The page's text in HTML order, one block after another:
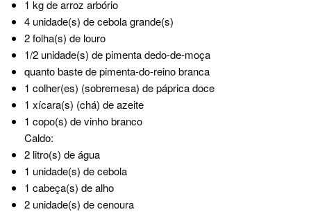
1 kg de arroz arbório
4 unidade(s) de cebola grande(s)
2 folha(s) de louro
1/2 unidade(s) de pimenta dedo-de-moça
quanto baste de pimenta-do-reino branca
1 colher(es) (sobremesa) de páprica doce
1 xícara(s) (chá) de azeite
1 copo(s) de vinho branco
Caldo:
2 litro(s) de água
1 unidade(s) de cebola
1 cabeça(s) de alho
2 unidade(s) de cenoura